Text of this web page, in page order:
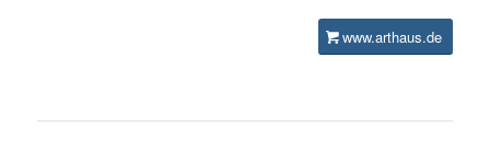
www.arthaus.de